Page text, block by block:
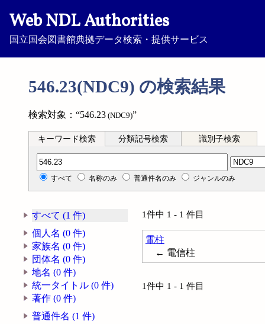
Web NDL Authorities
国立国会図書館典拠データ検索・提供サービス
546.23(NDC9) の検索結果
検索対象：“546.23 (NDC9)”
キーワード検索 分類記号検索 識別子検索
分類記号検索
すべて 名称のみ 普通件名のみ ジャンルのみ
すべて (1 件)
個人名 (0 件)
家族名 (0 件)
団体名 (0 件)
地名 (0 件)
統一タイトル (0 件)
著作 (0 件)
普通件名 (1 件)
1件中 1 - 1 件目
電柱
← 電信柱
1件中 1 - 1 件目